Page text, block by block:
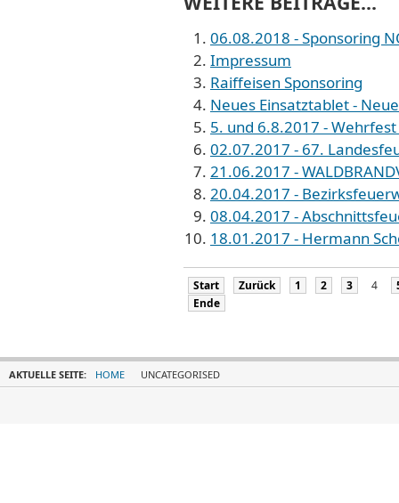
06.08.2018 - Sponsoring
Impressum
Raiffeisen Sponsoring
Neues Einsatztablet -
5. und 6.8.2017 -
02.07.2017 - 67.
21.06.2017 -
20.04.2017 -
08.04.2017 -
18.01.2017 - Hermann
Start Zurück 1 2 3 4
Ende
AKTUELLE SEITE: HOME UNCATEGORISED